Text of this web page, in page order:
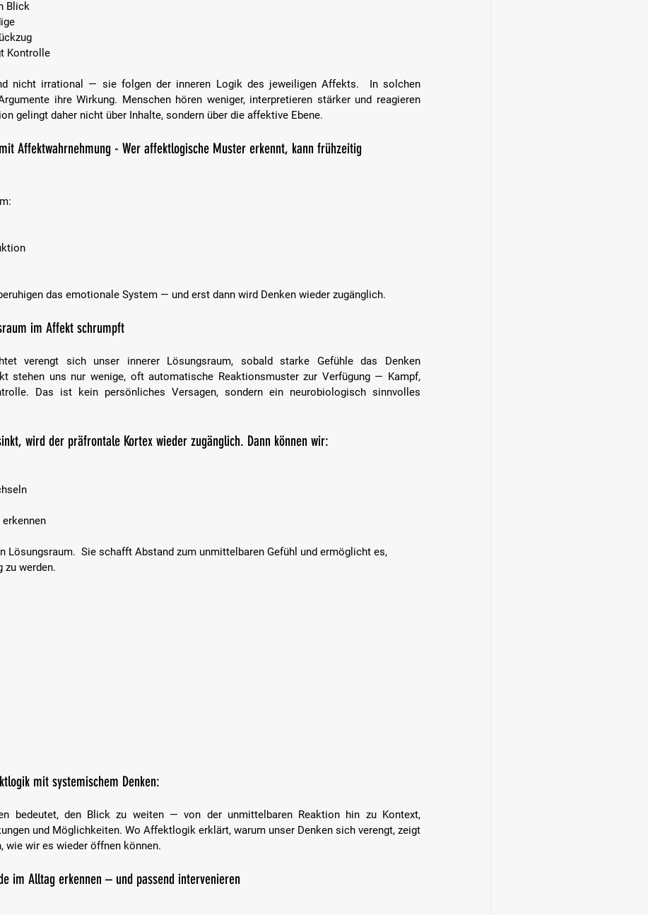
Blick
Kontrolle
nicht irrational — sie folgen der inneren Logik des jeweiligen Affekts.  In solchen
ihre Wirkung. Menschen hören weniger, interpretieren stärker und reagieren
gelingt daher nicht über Inhalte, sondern über die affektive Ebene.
Affektwahrnehmung - Wer affektlogische Muster erkennt, kann frühzeitig
das emotionale System — und erst dann wird Denken wieder zugänglich.
im Affekt schrumpft
verengt sich unser innerer Lösungsraum, sobald starke Gefühle das Denken
stehen uns nur wenige, oft automatische Reaktionsmuster zur Verfügung — Kampf,
Das ist kein persönliches Versagen, sondern ein neurobiologisch sinnvolles
wird der präfrontale Kortex wieder zugänglich. Dann können wir:
Lösungsraum.  Sie schafft Abstand zum unmittelbaren Gefühl und ermöglicht es,
zu werden.
mit systemischem Denken:
bedeutet, den Blick zu weiten — von der unmittelbaren Reaktion hin zu Kontext,
und Möglichkeiten. Wo Affektlogik erklärt, warum unser Denken sich verengt, zeigt
wie wir es wieder öffnen können.
im Alltag erkennen – und passend intervenieren